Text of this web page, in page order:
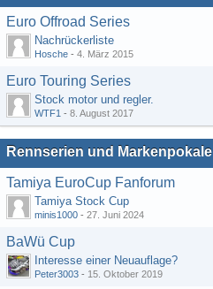
Euro Offroad Series
Nachrückerliste
Hosche - 4. März 2015
Euro Touring Series
Stock motor und regler.
WTF1 - 8. August 2017
Rennserien und Markenpokale
Tamiya EuroCup Fanforum
Tamiya Stock Cup
minis1000 - 27. Juni 2024
BaWü Cup
Interesse einer Neuauflage?
Peter3003 - 15. Oktober 2019